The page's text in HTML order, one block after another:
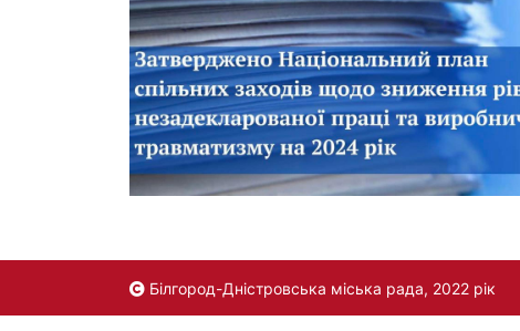
Білгород-Дністровська міська рада, 2022 рік